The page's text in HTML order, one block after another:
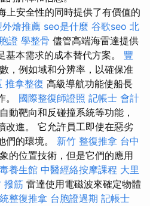
安全性的同時提供了有價值的
外燴推薦 seo是什麼 谷歌seo 北
證 學整骨 儘管高端海雷達提供
基本需求的成本替代方案。 豐
，例如域和分辨率，以確保准
推拿整復 高級導航功能使船長
。 國際整復師證照 記帳士 會計
動靶向和反碰撞系統等功能，
改進。 它允許員工即使在惡劣
們的環境。 新竹 整復推拿 台中
的位置技術，但是它們的應用
養生館 中醫經絡按摩課程 大里
撥筋 雷達使用電磁波來確定物體
整復推拿 台胞證過期 記帳士